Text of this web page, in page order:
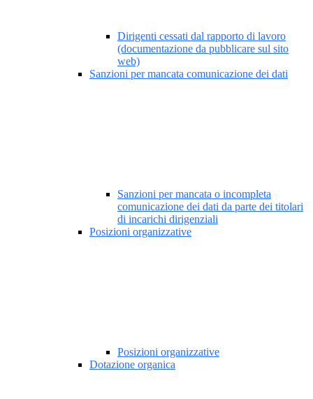
Dirigenti cessati dal rapporto di lavoro
(documentazione da pubblicare sul sito
web)
Sanzioni per mancata comunicazione dei dati
Sanzioni per mancata o incompleta
comunicazione dei dati da parte dei titolari
di incarichi dirigenziali
Posizioni organizzative
Posizioni organizzative
Dotazione organica